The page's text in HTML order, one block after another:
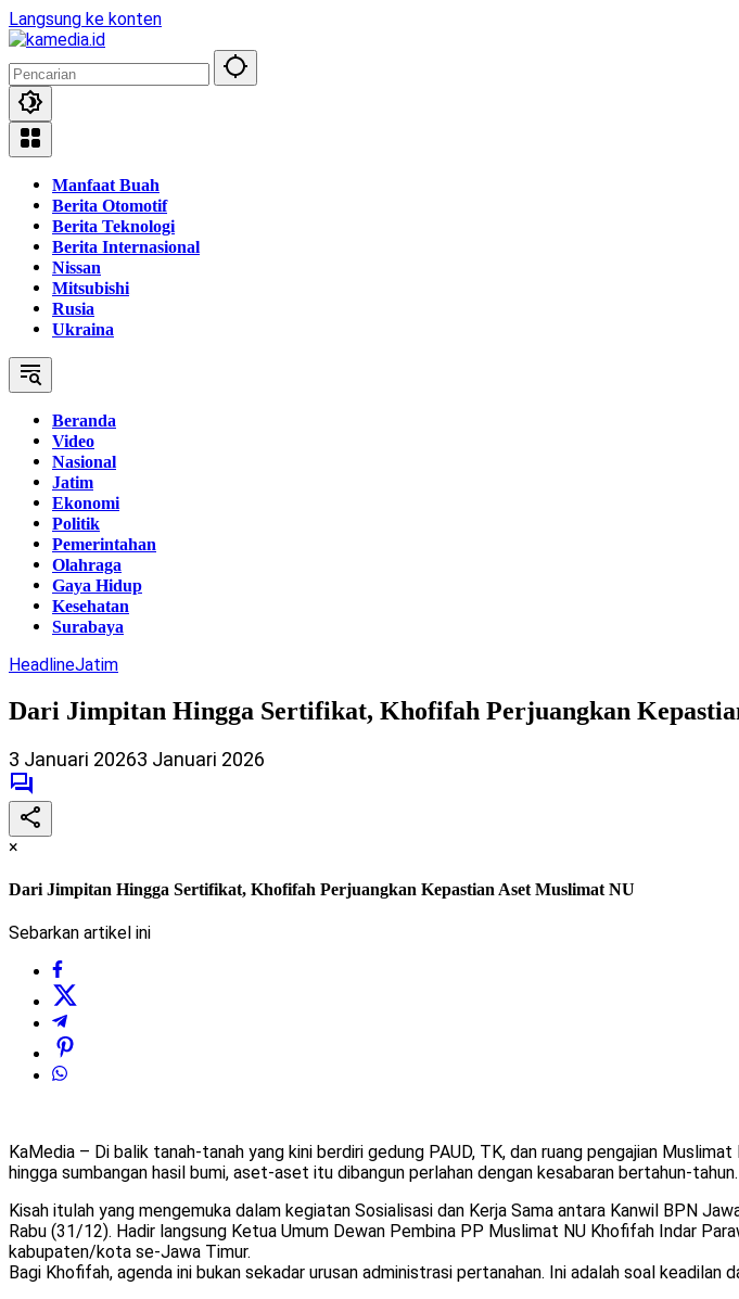
Langsung ke konten
Manfaat Buah
Berita Otomotif
Berita Teknologi
Berita Internasional
Nissan
Mitsubishi
Rusia
Ukraina
Beranda
Video
Nasional
Jatim
Ekonomi
Politik
Pemerintahan
Olahraga
Gaya Hidup
Kesehatan
Surabaya
HeadlineJatim
Dari Jimpitan Hingga Sertifikat, Khofifah Perjuangkan
3 Januari 20263 Januari 2026
×
Dari Jimpitan Hingga Sertifikat, Khofifah Perjuangkan Kepastian Aset Muslimat NU
Sebarkan artikel ini
KaMedia – Di balik tanah-tanah yang kini berdiri gedung PAUD, TK, dan ruang pengajian
hingga sumbangan hasil bumi, aset-aset itu dibangun perlahan dengan kesabaran bertahun-tahun.
Kisah itulah yang mengemuka dalam kegiatan Sosialisasi dan Kerja Sama antara Kanwil BPN
Rabu (31/12). Hadir langsung Ketua Umum Dewan Pembina PP Muslimat NU Khofifah Indar
kabupaten/kota se-Jawa Timur.
Bagi Khofifah, agenda ini bukan sekadar urusan administrasi pertanahan. Ini adalah soal keadilan